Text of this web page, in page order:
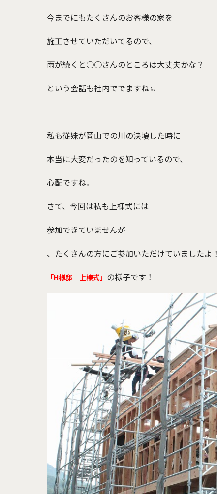
今までにもたくさんのお客様の家を
施工させていただいてるので、
雨が続くと○○さんのところは大丈夫かな？
という会話も社内ででますね☺
私も従妹が岡山での川の決壊した時に
本当に大変だったのを知っているので、
心配ですね。
さて、今回は私も上棟式には
参加できていませんが
、たくさんの方にご参加いただけていましたよ！
「H様邸 上棟式」 の様子です！